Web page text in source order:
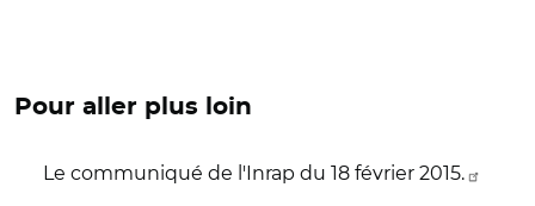
Pour aller plus loin
Le communiqué de l'Inrap du 18 février 2015.